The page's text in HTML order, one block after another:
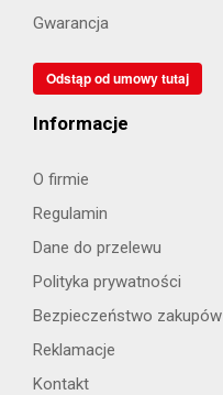
Gwarancja
Odstąp od umowy tutaj
Informacje
O firmie
Regulamin
Dane do przelewu
Polityka prywatności
Bezpieczeństwo zakupów
Reklamacje
Kontakt